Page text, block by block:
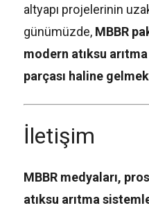
altyapı projelerinin
günümüzde, MBBR
modern atıksu
parçası haline
İletişim
MBBR medyaları,
atıksu arıtma